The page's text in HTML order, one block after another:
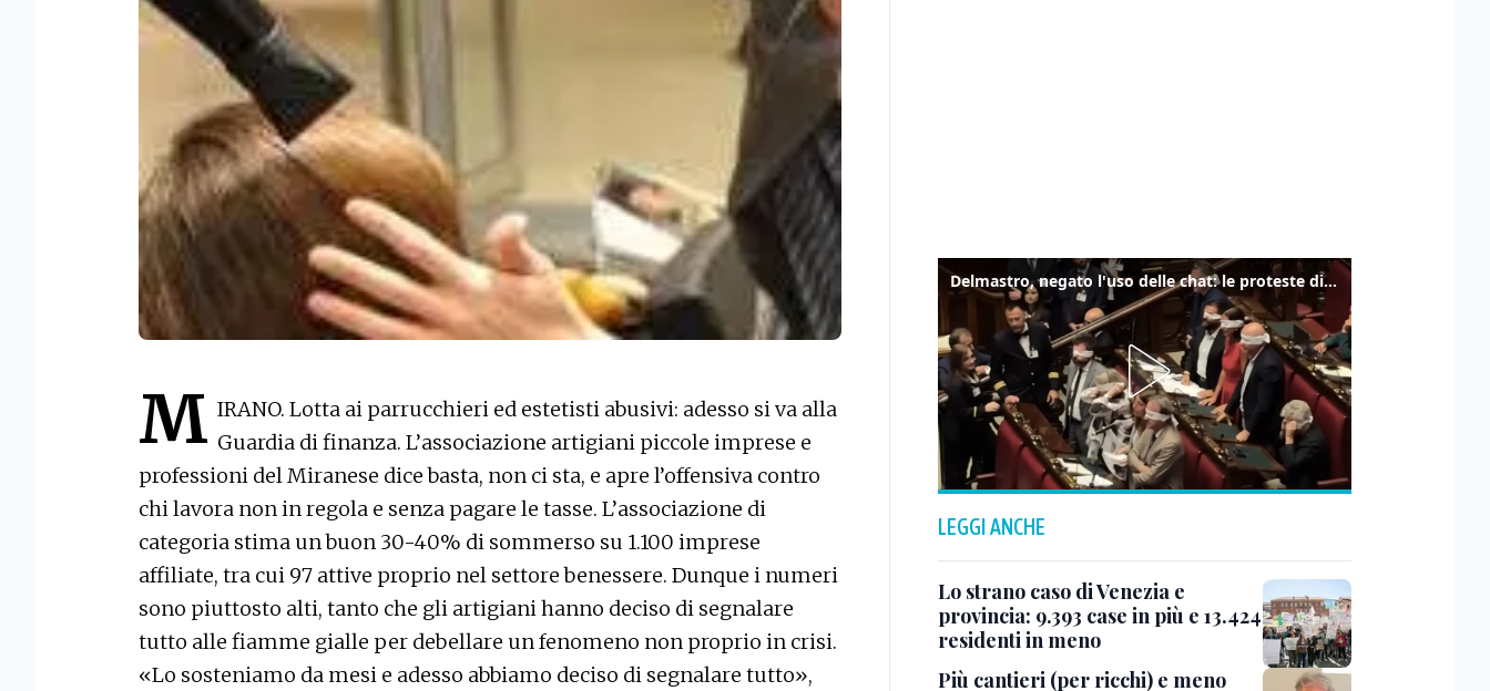
M IRANO. Lotta ai parrucchieri ed estetisti abusivi: adesso si va alla
Guardia di finanza. L’associazione artigiani piccole imprese e
professioni del Miranese dice basta, non ci sta, e apre l’offensiva contro
chi lavora non in regola e senza pagare le tasse. L’associazione di
categoria stima un buon 30-40% di sommerso su 1.100 imprese
affiliate, tra cui 97 attive proprio nel settore benessere. Dunque i numeri
sono piuttosto alti, tanto che gli artigiani hanno deciso di segnalare
tutto alle fiamme gialle per debellare un fenomeno non proprio in crisi.
«Lo sosteniamo da mesi e adesso abbiamo deciso di segnalare tutto»,
Delmastro, negato l'uso delle chat: le proteste di Avs e M5s
LEGGI ANCHE
Lo strano caso di Venezia e
provincia: 9.393 case in più e 13.424
residenti in meno
Più cantieri (per ricchi) e meno